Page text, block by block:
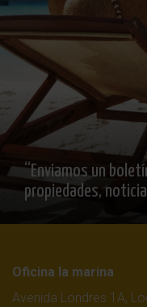
“Enviamos un
propiedades,
Oficina la marina
Avenida Londres 1A,